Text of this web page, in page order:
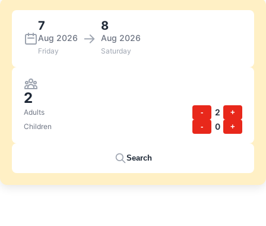
7
Aug 2026
Friday
→
8
Aug 2026
Saturday
2
Adults - 2
+
Children
- 0 +
Search